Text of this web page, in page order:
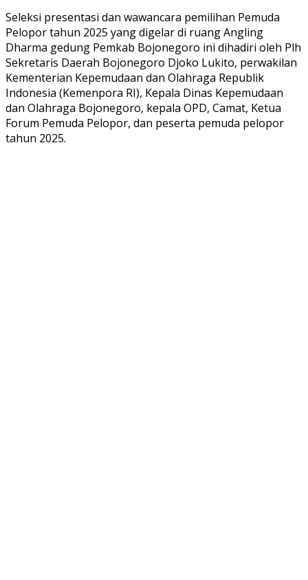
Seleksi presentasi dan wawancara pemilihan Pemuda
Pelopor tahun 2025 yang digelar di ruang Angling
Dharma gedung Pemkab Bojonegoro ini dihadiri oleh Plh
Sekretaris Daerah Bojonegoro Djoko Lukito, perwakilan
Kementerian Kepemudaan dan Olahraga Republik
Indonesia (Kemenpora RI), Kepala Dinas Kepemudaan
dan Olahraga Bojonegoro, kepala OPD, Camat, Ketua
Forum Pemuda Pelopor, dan peserta pemuda pelopor
tahun 2025.